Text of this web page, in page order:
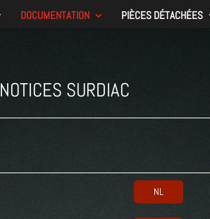
DOCUMENTATION PIÈCES DÉTACHÉES
NOTICES SURDIAC
NL